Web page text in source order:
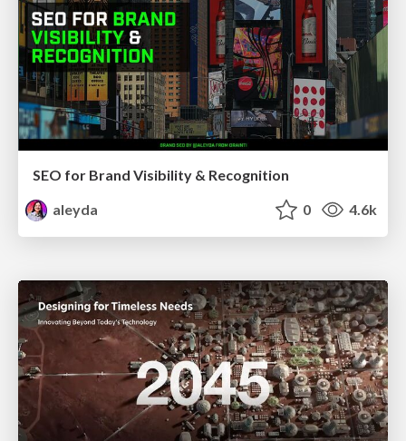
SEO for Brand Visibility & Recognition
aleyda
0 4.6k